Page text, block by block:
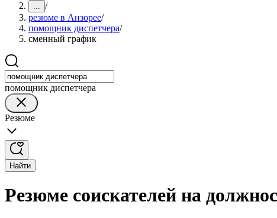
... /
резюме в Анзорее/
помощник диспетчера/
сменный график
помощник диспетчера
Резюме
Найти
Резюме соискателей на